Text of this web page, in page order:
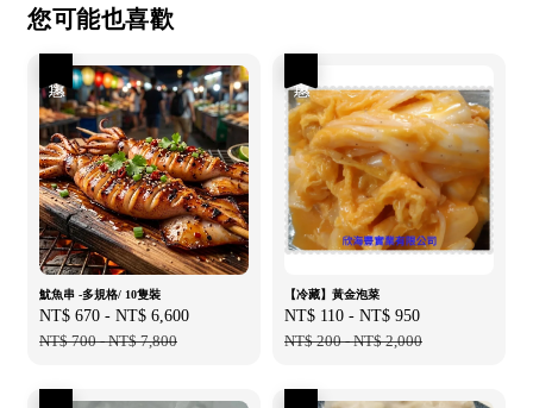
您可能也喜歡
魷魚串 -多規格/ 10隻裝
Sale
price
NT$ 670 - NT$ 6,600
NT$ 700-NT$ 7,800
【冷藏】黃金泡菜
Sale
price
NT$ 110 - NT$ 950
NT$ 200-NT$ 2,000